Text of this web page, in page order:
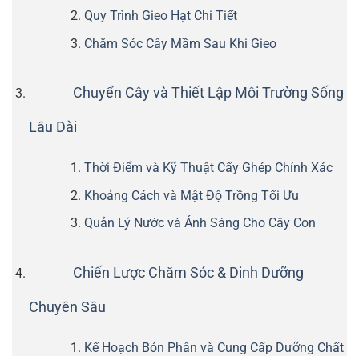
Quy Trình Gieo Hạt Chi Tiết
Chăm Sóc Cây Mầm Sau Khi Gieo
Chuyển Cây và Thiết Lập Môi Trường Sống
Lâu Dài
Thời Điểm và Kỹ Thuật Cấy Ghép Chính Xác
Khoảng Cách và Mật Độ Trồng Tối Ưu
Quản Lý Nước và Ánh Sáng Cho Cây Con
Chiến Lược Chăm Sóc & Dinh Dưỡng
Chuyên Sâu
Kế Hoạch Bón Phân và Cung Cấp Dưỡng Chất